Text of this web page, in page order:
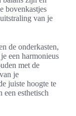
bovenkastjes
van je
de onderkasten,
een harmonieus
met de
je
juiste hoogte te
een esthetisch